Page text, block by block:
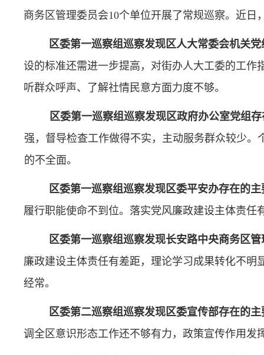
商务区管理委员会10个单位开展了常规巡察。近
区委第一巡察组巡察发现区人大常委会机关
设的标准还需进一步提高，对街办人大工委的工
听群众呼声、了解社情民意方面力度不够。
区委第一巡察组巡察发现区政府办公室党组
强，督导检查工作做得不实，主动服务群众较少
的不全面。
区委第一巡察组巡察发现区委平安办存在的
履行职能使命不到位。落实党风廉政建设主体责
区委第一巡察组巡察发现长安路中央商务区
廉政建设主体责任有差距，理论学习成果转化不明
经常。
区委第二巡察组巡察发现区委宣传部存在的
调全区意识形态工作还不够有力，政策宣传作用发